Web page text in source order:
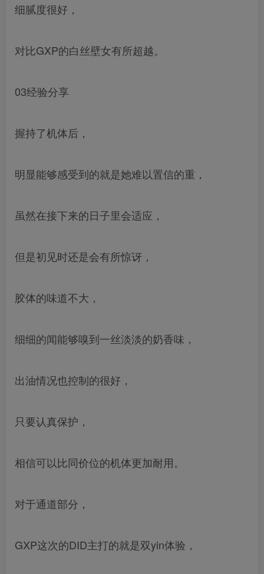
细腻度很好，
对比GXP的白丝壁女有所超越。
03经验分享
握持了机体后，
明显能够感受到的就是她难以置信的重，
虽然在接下来的日子里会适应，
但是初见时还是会有所惊讶，
胶体的味道不大，
细细的闻能够嗅到一丝淡淡的奶香味，
出油情况也控制的很好，
只要认真保护，
相信可以比同价位的机体更加耐用。
对于通道部分，
GXP这次的DID主打的就是双yin体验，